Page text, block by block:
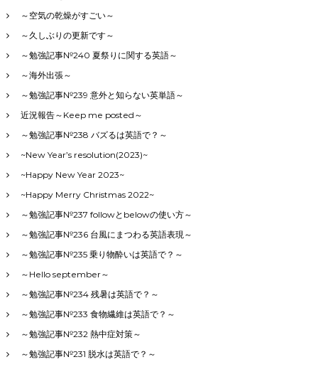
～空気の乾燥がすごい～
～久しぶりの更新です～
～勉強記事№240 夏祭りに関する英語～
～海外出張～
～勉強記事№239 意外と知らない英単語～
近況報告～Keep me posted～
～勉強記事№238 バズるは英語で？～
~New Year’s resolution(2023)~
~Happy New Year 2023~
~Happy Merry Christmas 2022~
～勉強記事№237 followとbelowの使い方～
～勉強記事№236 台風にまつわる英語表現～
～勉強記事№235 乗り物酔いは英語で？～
～Hello september～
～勉強記事№234 残暑は英語で？～
～勉強記事№233 食物繊維は英語で？～
～勉強記事№232 熱中症対策～
～勉強記事№231 脱水は英語で？～